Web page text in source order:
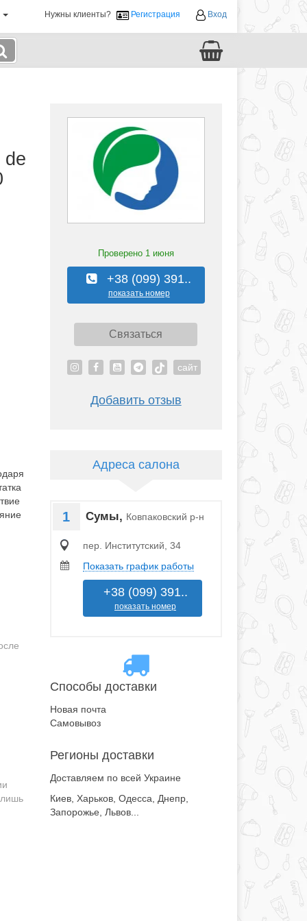
Нужны клиенты? Регистрация Вход
de
Проверено 1 июня
+38 (099) 391..
показать номер
Связаться
сайт
Добавить отзыв
Адреса салона
1 Сумы, Ковпаковский р-н
пер. Институтский, 34
Показать график работы
+38 (099) 391..
показать номер
Способы доставки
Новая почта
Самовывоз
Регионы доставки
Доставляем по всей Украине
Киев, Харьков, Одесса, Днепр,
Запорожье, Львов...